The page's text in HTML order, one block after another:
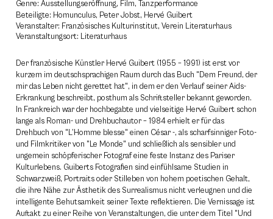
Genre: Ausstellungseröffnung, Film, Tanzperformance
Beteiligte: Homunculus, Peter Jobst, Hervé Guibert
Veranstalter: Französisches Kulturinstitut, Verein Literaturhaus
Veranstaltungsort: Literaturhaus
Der französische Künstler Hervé Guibert (1955 – 1991) ist erst vor
kurzem im deutschsprachigen Raum durch das Buch "Dem Freund, der
mir das Leben nicht gerettet hat", in dem er den Verlauf seiner Aids-
Erkrankung beschreibt, posthum als Schriftsteller bekannt geworden.
In Frankreich war der hochbegabte und vielseitige Hervé Guibert schon
lange als Roman- und Drehbuchautor – 1984 erhielt er für das
Drehbuch von "L’Homme blesse" einen César -, als scharfsinniger Foto-
und Filmkritiker von "Le Monde" und schließlich als sensibler und
ungemein schöpferischer Fotograf eine feste Instanz des Pariser
Kulturlebens. Guiberts Fotografien sind einfühlsame Studien in
Schwarzweiß, Portraits oder Stilleben von hohem poetischen Gehalt,
die ihre Nähe zur Ästhetik des Surrealismus nicht verleugnen und die
intelligente Behutsamkeit seiner Texte reflektieren. Die Vernissage ist
Auftakt zu einer Reihe von Veranstaltungen, die unter dem Titel "Und